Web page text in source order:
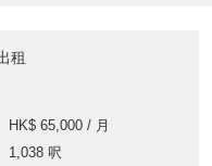
租
HK$ 65,000 / 月
1,038 呎